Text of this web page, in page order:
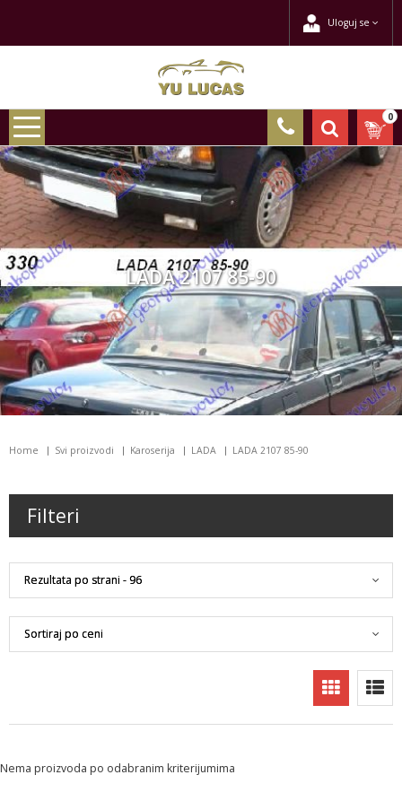
Uloguj se
0
LADA 2107 85-90
Home Svi proizvodi Karoserija LADA LADA 2107 85-90
Filteri
Nema proizvoda po odabranim kriterijumima